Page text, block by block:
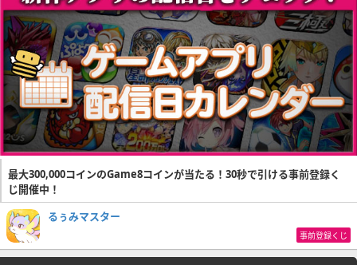
最大300,000コインのGame8コインが当たる！30秒で引ける事前登録く
じ開催中！
るぅみマスター
事前登録くじ